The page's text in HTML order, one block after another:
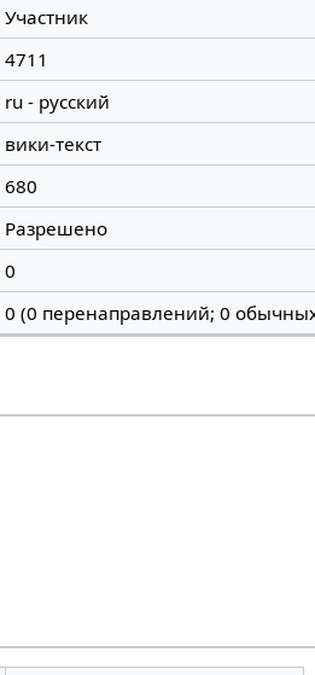
Участник
4711
ru - русский
вики-текст
680
Разрешено
0
0 (0 перенаправлений; 0